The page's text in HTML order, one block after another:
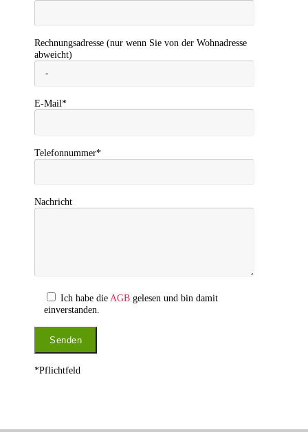
Rechnungsadresse (nur wenn Sie von der Wohnadresse
abweicht)
E-Mail*
Telefonnummer*
Nachricht
Ich habe die AGB gelesen und bin damit
einverstanden.
*Pflichtfeld